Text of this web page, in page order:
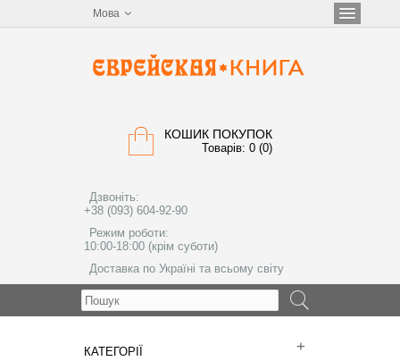
Мова
КОШИК ПОКУПОК
Товарів: 0 (0)
Дзвоніть:
+38 (093) 604-92-90
Режим роботи:
10:00-18:00 (крім суботи)
Доставка по Україні та всьому світу
КАТЕГОРІЇ